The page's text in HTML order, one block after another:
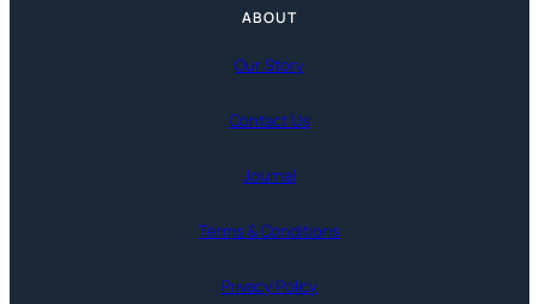
ABOUT
Our Story
Contact Us
Journal
Terms & Conditions
Privacy Policy